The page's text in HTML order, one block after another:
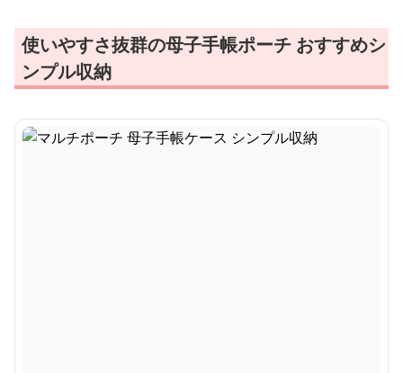
使いやすさ抜群の母子手帳ポーチ おすすめシ
ンプル収納